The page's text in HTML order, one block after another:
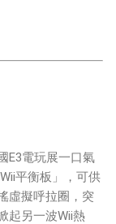
E3電玩展一口氣
平衡板」，可供
虛擬呼拉圈，突
起另一波Wii熱